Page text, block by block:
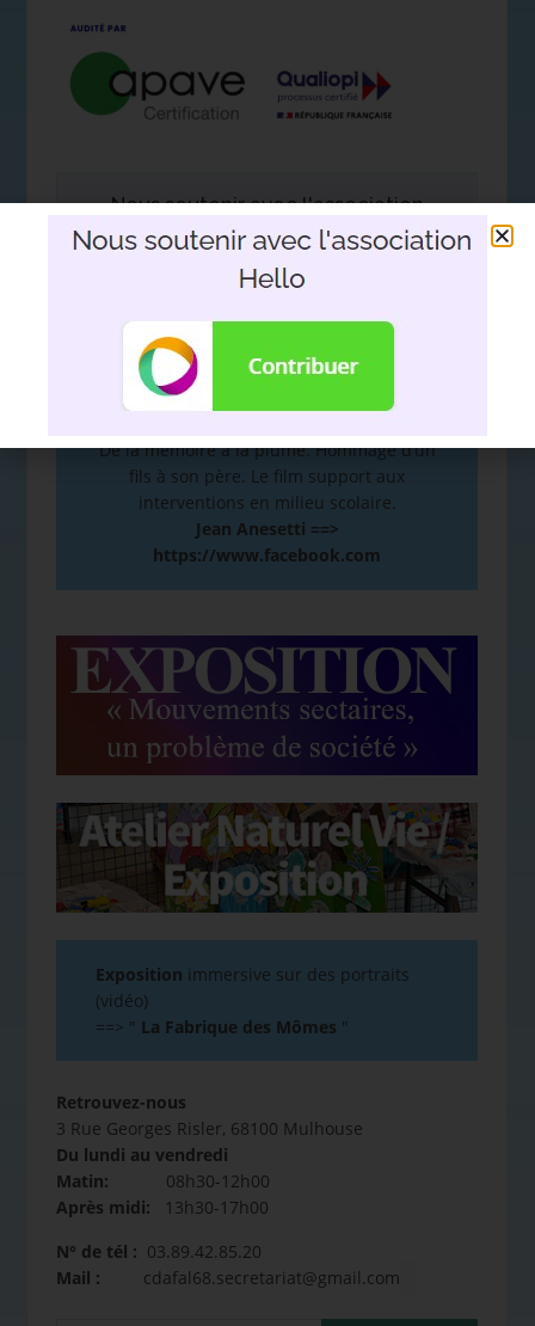
Nous soutenir avec l'association
Hello
De la mémoire à la plume. Hommage d’un
fils à son père. Le film support aux
interventions en milieu scolaire.
Jean Anesetti ==>
https://www.facebook.com
Exposition immersive sur des portraits
(vidéo)
==> " La Fabrique des Mômes "
Retrouvez-nous
3 Rue Georges Risler, 68100 Mulhouse
Du lundi au vendredi
Matin: 08h30-12h00
Après midi: 13h30-17h00
N° de tél : 03.89.42.85.20
Mail : cdafal68.secretariat@gmail.com